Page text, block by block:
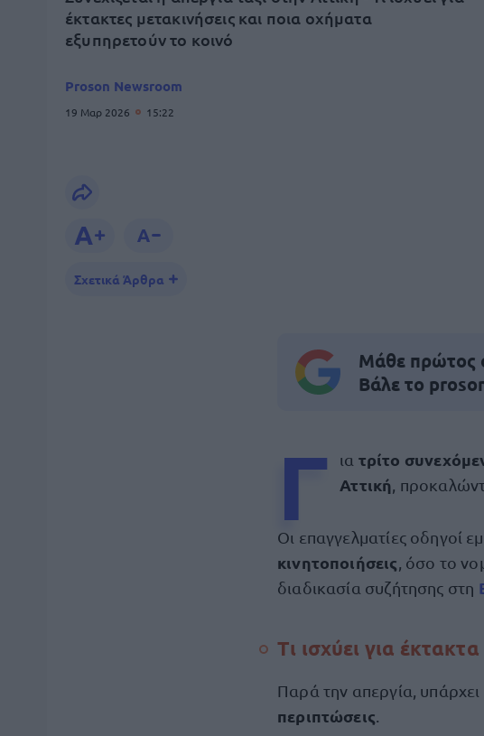
έκτακτες μετακινήσεις και ποια οχήματα
εξυπηρετούν το κοινό
Proson Newsroom
19 Μαρ 2026 15:22
Σχετικά Άρθρα
Μάθε πρώτος
Βάλε το
Γ ια τρίτο
Αττική ,
Οι επαγγελματίες οδηγοί
κινητοποιήσεις , όσο το
διαδικασία συζήτησης στη
Τι ισχύει για
Παρά την απεργία,
περιπτώσεις